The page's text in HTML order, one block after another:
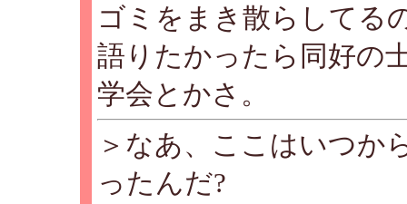
ゴミをまき散らしてる
語りたかったら同好の
学会とかさ。
＞なあ、ここはいつか
ったんだ?